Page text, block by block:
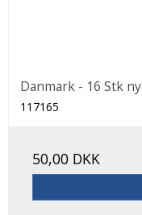
Danmark - 16 Stk
117165
50,00 DKK